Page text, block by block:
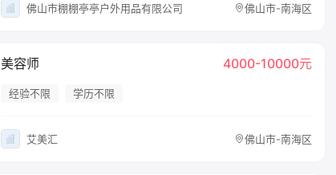
佛山市棚棚亭亭户外用品有限公司 佛山市-南海区
美容师 4000-10000元
经验不限 学历不限
艾美汇 佛山市-南海区